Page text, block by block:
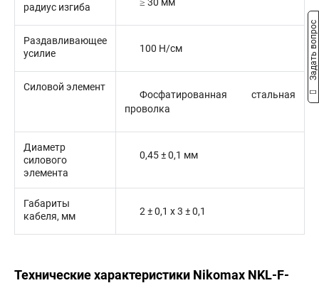
радиус изгиба
Раздавливающее
усилие
100 Н/см
Силовой элемент
Фосфатированная стальная
проволка
Диаметр
силового
элемента
0,45 ± 0,1 мм
Габариты
кабеля, мм
2 ± 0,1 х 3 ± 0,1
Технические характеристики Nikomax NKL-F-
Задать вопрос